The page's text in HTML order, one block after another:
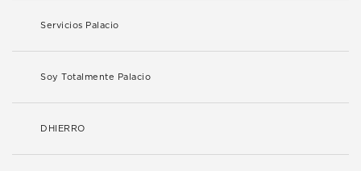
Servicios Palacio
Soy Totalmente Palacio
DHIERRO